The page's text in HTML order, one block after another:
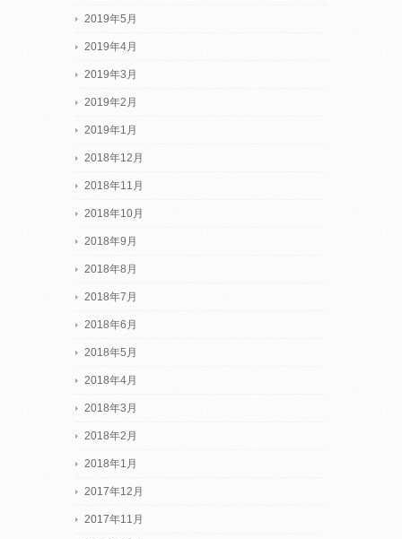
2019年5月
2019年4月
2019年3月
2019年2月
2019年1月
2018年12月
2018年11月
2018年10月
2018年9月
2018年8月
2018年7月
2018年6月
2018年5月
2018年4月
2018年3月
2018年2月
2018年1月
2017年12月
2017年11月